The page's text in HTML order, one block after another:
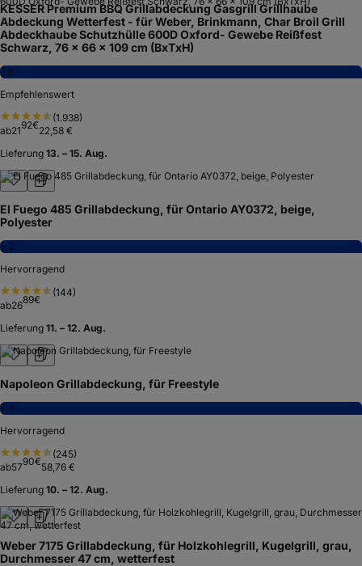
KESSER Premium BBQ Grillabdeckung Gasgrill Grillhaube
Abdeckung Wetterfest - für Weber, Brinkmann, Char Broil Grill
Abdeckhaube Schutzhülle 600D Oxford- Gewebe Reißfest
Schwarz, 76 x 66 x 109 cm (BxTxH)
7,8
Empfehlenswert
(1.938)
ab2192€22,58 €
Lieferung 13. – 15. Aug.
El Fuego 485 Grillabdeckung, für Ontario AY0372, beige,
Polyester
8,2
Hervorragend
(144)
ab2689€
Lieferung 11. – 12. Aug.
Napoleon Grillabdeckung, für Freestyle
8,4
Hervorragend
(245)
ab5790€58,76 €
Lieferung 10. – 12. Aug.
Weber 7175 Grillabdeckung, für Holzkohlegrill, Kugelgrill, grau,
Durchmesser 47 cm, wetterfest